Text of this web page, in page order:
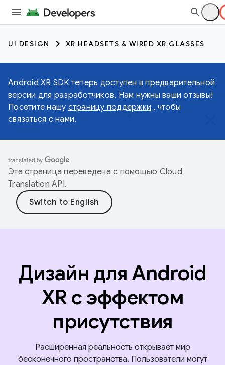
UI DESIGN XR HEADSETS & WIRED XR GLASSES
Android XR SDK теперь доступен в предварительной
версии для разработчиков. Нам нужны ваши отзывы!
Посетите нашу страницу поддержки , чтобы
связаться с нами.
Эта страница переведена с помощью Cloud
Translation API.
Дизайн для Android
XR с эффектом
присутствия
Расширенная реальность открывает мир
бесконечного пространства. Пользователи могут